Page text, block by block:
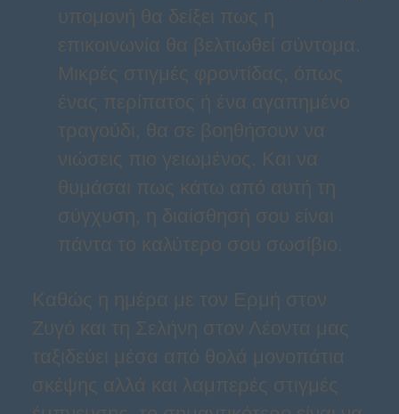
υπομονή θα δείξει πως η
επικοινωνία θα βελτιωθεί σύντομα.
Μικρές στιγμές φροντίδας, όπως
ένας περίπατος ή ένα αγαπημένο
τραγούδι, θα σε βοηθήσουν να
νιώσεις πιο γειωμένος. Και να
θυμάσαι πως κάτω από αυτή τη
σύγχυση, η διαίσθησή σου είναι
πάντα το καλύτερο σου σωσίβιο.
Καθώς η ημέρα με τον Ερμή στον
Ζυγό και τη Σελήνη στον Λέοντα μας
ταξιδεύει μέσα από θολά μονοπάτια
σκέψης αλλά και λαμπερές στιγμές